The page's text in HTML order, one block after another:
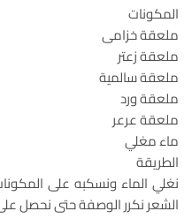
المكونات
ملعقة خزامى
ملعقة زعتر
ملعقة سالمية
ملعقة ورد
ملعقة عرعر
ماء مغلي
الطريقة
نغلي الماء ونسكبه على
الشعر نكرر الوصفة حتى نحصل